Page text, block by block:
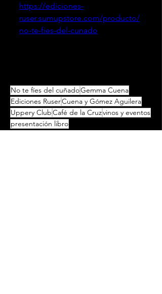
https://ediciones-
ruser.sumupstore.com/producto/
no-te-fies-del-cunado
No te fíes del cuñadoGemma Cuena
Ediciones RuserCuena y Gómez Aguilera
Uppery ClubCafé de la Cruzvinos y eventos
presentación libro